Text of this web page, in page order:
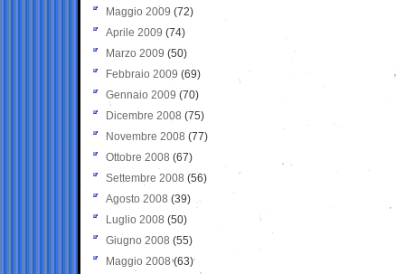
Maggio 2009 (72)
Aprile 2009 (74)
Marzo 2009 (50)
Febbraio 2009 (69)
Gennaio 2009 (70)
Dicembre 2008 (75)
Novembre 2008 (77)
Ottobre 2008 (67)
Settembre 2008 (56)
Agosto 2008 (39)
Luglio 2008 (50)
Giugno 2008 (55)
Maggio 2008(63)